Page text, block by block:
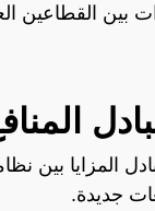
بين القطاعين
المزايا بين
جديدة.